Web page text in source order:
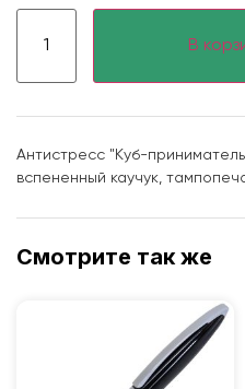
В
Антистресс "Куб-
вспененный каучук,
Смотрите так же